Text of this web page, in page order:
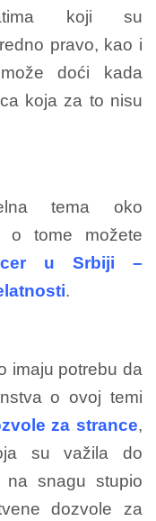
koji su
pravo, kao i
doći kada
koja za to nisu
tema oko
o tome možete
u Srbiji –
.
imaju potrebu da
o ovoj temi
za strance,
su važila do
na snagu stupio
dozvole za